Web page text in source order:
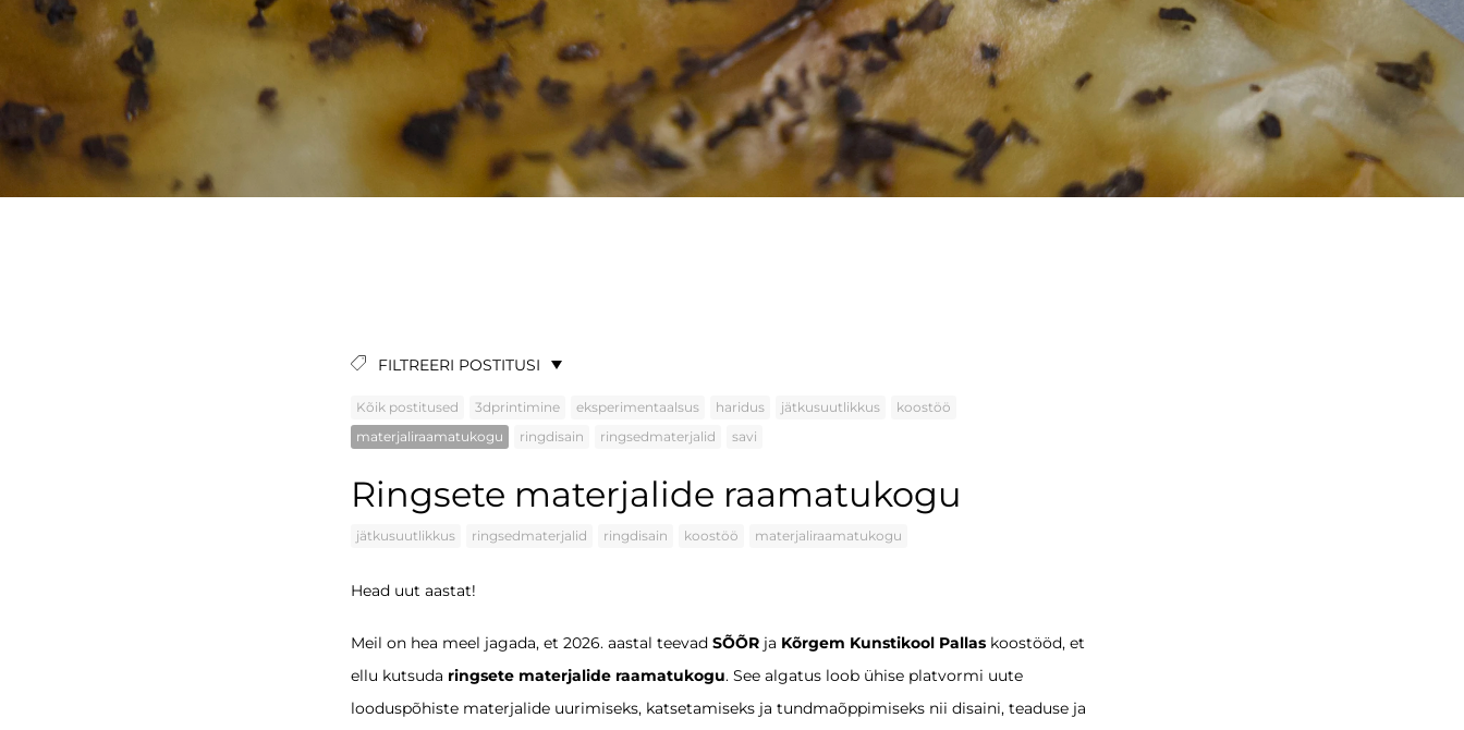
FILTREERI POSTITUSI
Kõik postitused 3dprintimine eksperimentaalsus haridus jätkusuutlikkus
koostöö
materjaliraamatukogu
ringdisain ringsedmaterjalid savi
Ringsete materjalide raamatukogu
jätkusuutlikkus ringsedmaterjalid ringdisain koostöö materjaliraamatukogu
Head uut aastat!
Meil on hea meel jagada, et 2026. aastal teevad SÕÕR ja Kõrgem Kunstikool Pallas koostööd, et
ellu kutsuda ringsete materjalide raamatukogu. See algatus loob ühise platvormi uute
looduspõhiste materjalide uurimiseks, katsetamiseks ja tundmaõppimiseks nii disaini, teaduse ja